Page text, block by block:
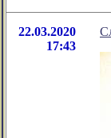
22.03.2020
17:43